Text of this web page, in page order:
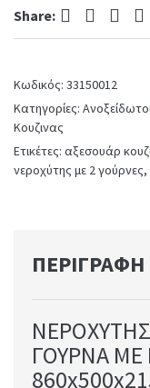
&
quantity
Share: Facebook Twitter Pinterest LinkedIn
Κωδικός: 33150012
Κατηγορίες:
Κουζινας
Ετικέτες: αξεσουάρ
νεροχύτης με 2 γούρνες,
ΠΕΡΙΓΡΑΦΉ
ΓΟΥΡΝΑ ΜΕ